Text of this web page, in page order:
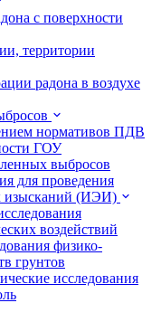
с поверхности
территории
радона в воздухе
нормативов ПДВ
ГОУ
выбросов
для проведения
изысканий (ИЭИ)
воздействий
физико-
грунтов
исследования